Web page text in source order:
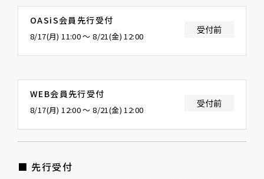
OASiS会員先行受付
8/17(月) 11:00 〜 8/21(金) 12:00
受付前
WEB会員先行受付
8/17(月) 12:00 〜 8/21(金) 12:00
受付前
■ 先行受付